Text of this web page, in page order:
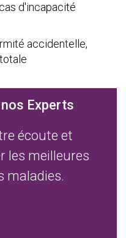
d'incapacité
accidentelle,
Experts
écoute et
les meilleures
maladies.